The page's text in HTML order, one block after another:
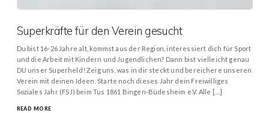
Superkräfte für den Verein gesucht
Du bist 16-26 Jahre alt, kommst aus der Region, interessiert dich für Sport
und die Arbeit mit Kindern und Jugendlichen? Dann bist vielleicht genau
DU unser Superheld! Zeig uns, was in dir steckt und bereichere unseren
Verein mit deinen Ideen. Starte noch dieses Jahr dein Freiwilliges
Soziales Jahr (FSJ) beim Tus 1861 Bingen-Büdesheim e.V. Alle […]
READ MORE